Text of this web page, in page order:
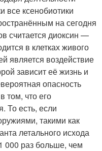
все ксенобиотики
на сегодня
считается диоксин —
в клетках живого
является воздействие
зависит её жизнь и
опасность
том, что его
То есть, если
такими как
летального исхода
000 раз больше, чем